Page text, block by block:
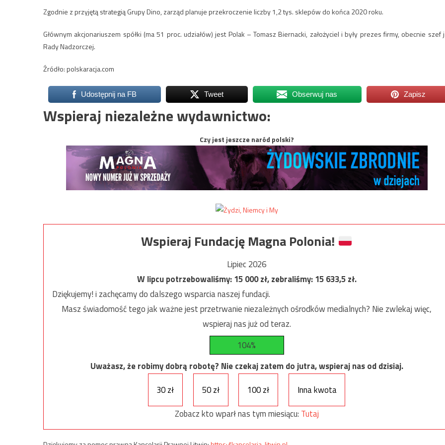
Zgodnie z przyjętą strategią Grupy Dino, zarząd planuje przekroczenie liczby 1,2 tys. sklepów do końca 2020 roku.
Głównym akcjonariuszem spółki (ma 51 proc. udziałów) jest Polak – Tomasz Biernacki, założyciel i były prezes firmy, obecnie szef
Rady Nadzorczej.
Źródło: polskaracja.com
Udostępnij na FB Tweet Obserwuj nas Zapisz
Wspieraj niezależne wydawnictwo:
Czy jest jeszcze naród polski?
Wspieraj Fundację Magna Polonia!
Lipiec 2026
W lipcu potrzebowaliśmy:15 000zł, zebraliśmy:15 633,5zł.
Dziękujemy! i zachęcamy do dalszego wsparcia naszej fundacji.
Masz świadomość tego jak ważne jest przetrwanie niezależnych ośrodków medialnych? Nie zwlekaj więc,
wspieraj nas już od teraz.
104%
Uważasz, że robimy dobrą robotę? Nie czekaj zatem do jutra, wspieraj nas od dzisiaj.
30 zł
50 zł 100 zł
Inna kwota
Zobacz kto wparł nas tym miesiącu: Tutaj